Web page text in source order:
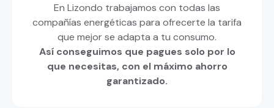
En Lizondo trabajamos con todas las
compañías energéticas para ofrecerte la tarifa
que mejor se adapta a tu consumo.
Así conseguimos que pagues solo por lo
que necesitas, con el máximo ahorro
garantizado.